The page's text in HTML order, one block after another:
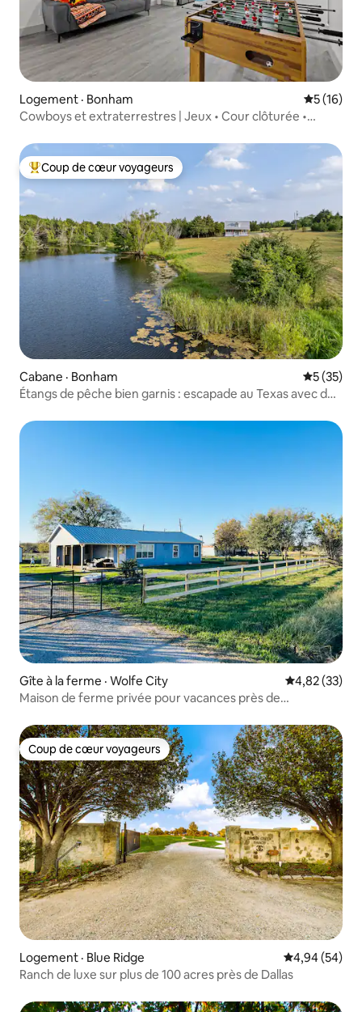
Logement · Bonham Note
5 (16)
Cowboys et extraterrestres | Jeux • Cour clôturée •
Coup de cœur voyageurs parmi les plus aimés
Coup de cœur voyageurs
Cabane · Bonham Note
5 (35)
Étangs de pêche bien garnis : escapade au Texas avec des
Gîte à la ferme · Wolfe City Note
4,82 (33)
Maison de ferme privée pour vacances près de
Coup de cœur voyageurs
Coup de cœur voyageurs
Logement · Blue Ridge Note
4,94 (54)
Ranch de luxe sur plus de 100 acres près de Dallas